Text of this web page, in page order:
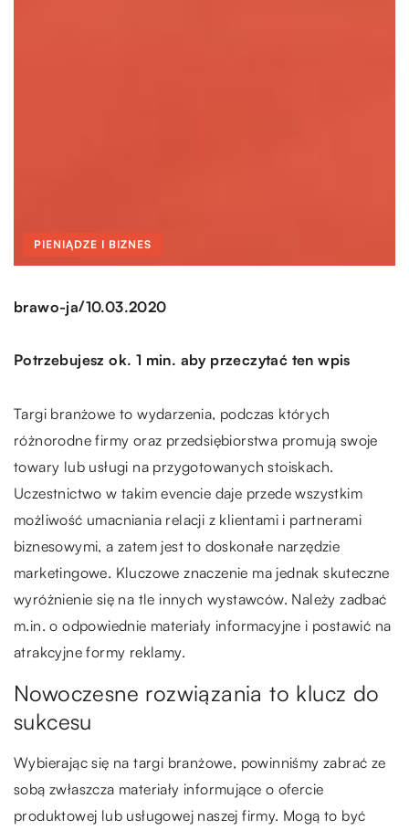
PIENIĄDZE I BIZNES
brawo-ja/10.03.2020
Potrzebujesz ok. 1 min. aby przeczytać ten wpis
Targi branżowe to wydarzenia, podczas których
różnorodne firmy oraz przedsiębiorstwa promują swoje
towary lub usługi na przygotowanych stoiskach.
Uczestnictwo w takim evencie daje przede wszystkim
możliwość umacniania relacji z klientami i partnerami
biznesowymi, a zatem jest to doskonałe narzędzie
marketingowe. Kluczowe znaczenie ma jednak skuteczne
wyróżnienie się na tle innych wystawców. Należy zadbać
m.in. o odpowiednie materiały informacyjne i postawić na
atrakcyjne formy reklamy.
Nowoczesne rozwiązania to klucz do
sukcesu
Wybierając się na targi branżowe, powinniśmy zabrać ze
sobą zwłaszcza materiały informujące o ofercie
produktowej lub usługowej naszej firmy. Mogą to być